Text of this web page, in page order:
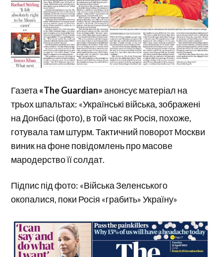
Газета«The Guardian»анонсує матеріал на
трьох шпальтах: «Українські війська, зображені
на Донбасі (фото), в той час як Росія, похоже,
готувала там штурм. Тактичний поворот Москви
виник на фоне повідомлень про масове
мародерство її солдат.
Підпис під фото: «Війська Зеленського
окопалися, поки Росія «грабить» Україну»